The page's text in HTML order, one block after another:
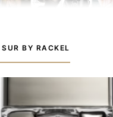
BY RACKEL